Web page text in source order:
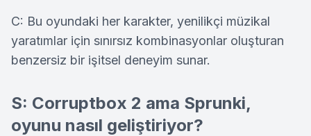
C: Bu oyundaki her karakter, yenilikçi müzikal
yaratımlar için sınırsız kombinasyonlar oluşturan
benzersiz bir işitsel deneyim sunar.
S: Corruptbox 2 ama Sprunki,
oyunu nasıl geliştiriyor?